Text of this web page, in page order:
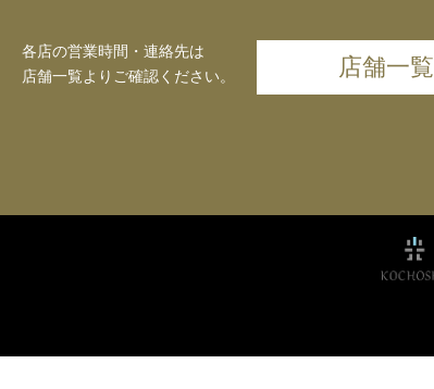
各店の営業時間・連絡先は
店舗一覧よりご確認ください。
店舗一覧